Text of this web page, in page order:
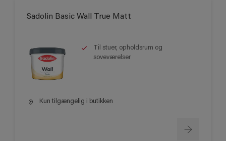
Sadolin Basic Wall True Matt
Til stuer, opholdsrum og
soveværelser
Kun tilgængelig i butikken